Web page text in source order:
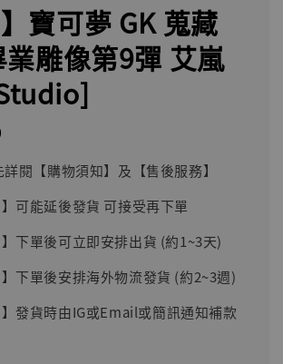
】寶可夢 GK 蒐藏
業雕像第9彈 艾嵐
閱【購物須知】及【售後服務】
可能延後發貨 可接受再下單
下單後可立即安排出貨 (約1~3天)
下單後安排海外物流發貨 (約2~3週)
發貨時由IG或Email或簡訊通知補款